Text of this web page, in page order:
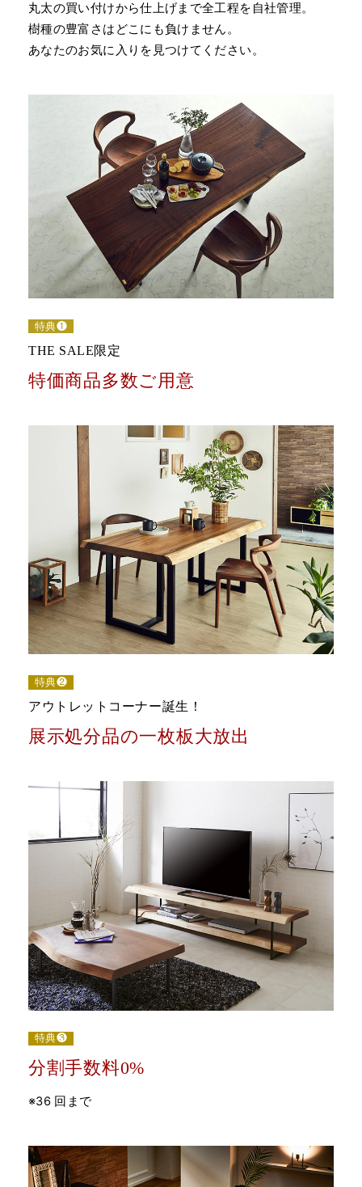
丸太の買い付けから仕上げまで全工程を自社管理。
樹種の豊富さはどこにも負けません。
あなたのお気に入りを見つけてください。
特典❶
THE SALE限定
特価商品多数ご用意
特典❷
アウトレットコーナー誕生！
展示処分品の一枚板大放出
特典❸
分割手数料0%
※36 回まで